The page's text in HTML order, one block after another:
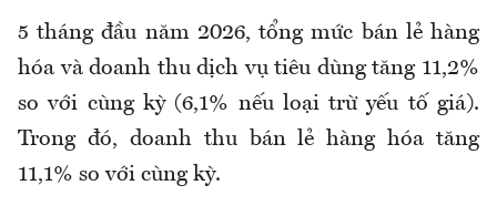
5 tháng đầu năm 2026, tổng mức bán lẻ hàng
hóa và doanh thu dịch vụ tiêu dùng tăng 11,2%
so với cùng kỳ (6,1% nếu loại trừ yếu tố giá).
Trong đó, doanh thu bán lẻ hàng hóa tăng
11,1% so với cùng kỳ.